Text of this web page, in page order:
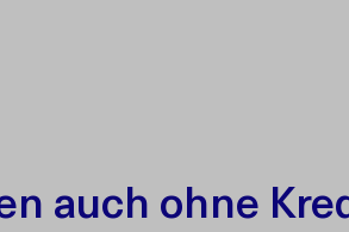
auch ohne